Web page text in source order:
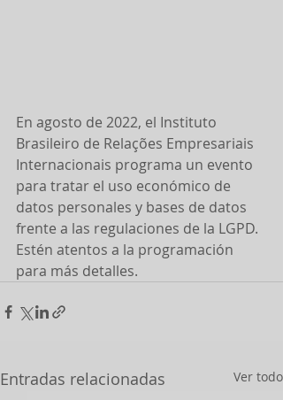
En agosto de 2022, el Instituto
Brasileiro de Relações Empresariais
Internacionais programa un evento
para tratar el uso económico de
datos personales y bases de datos
frente a las regulaciones de la LGPD.
Estén atentos a la programación
para más detalles.
Entradas relacionadas Ver todo